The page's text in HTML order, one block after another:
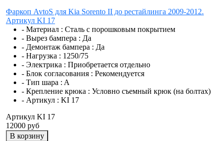
Фаркоп AvtoS для Kia Sorento II до рестайлинга 2009-2012.
Артикул KI 17
- Материал : Сталь с порошковым покрытием
- Вырез бампера : Да
- Демонтаж бампера : Да
- Нагрузка : 1250/75
- Электрика : Приобретается отдельно
- Блок согласования : Рекомендуется
- Тип шара : A
- Крепление крюка : Условно съемный крюк (на болтах)
- Артикул : KI 17
Артикул KI 17
12000 руб
В корзину